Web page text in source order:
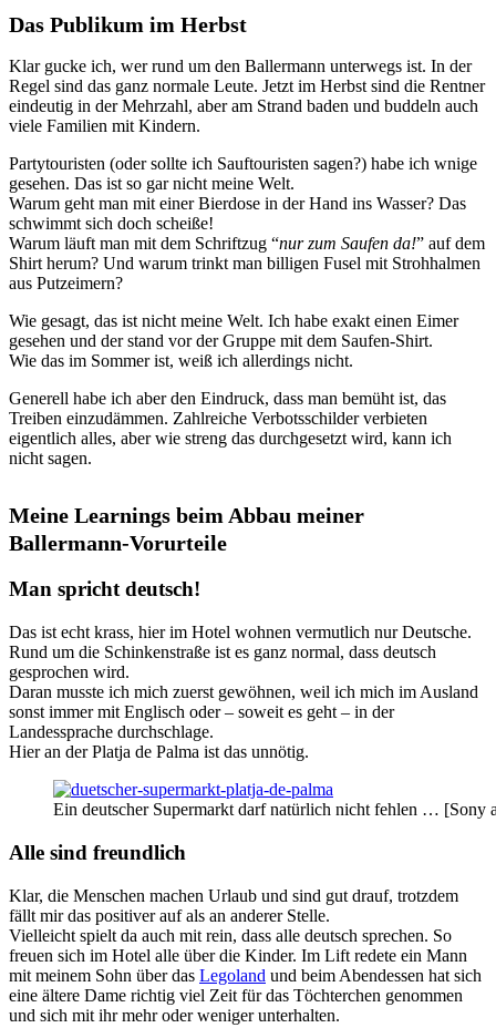
Das Publikum im Herbst
Klar gucke ich, wer rund um den Ballermann unterwegs ist. In der
Regel sind das ganz normale Leute. Jetzt im Herbst sind die Rentner
eindeutig in der Mehrzahl, aber am Strand baden und buddeln auch
viele Familien mit Kindern.
Partytouristen (oder sollte ich Sauftouristen sagen?) habe ich wnige
gesehen. Das ist so gar nicht meine Welt.
Warum geht man mit einer Bierdose in der Hand ins Wasser? Das
schwimmt sich doch scheiße!
Warum läuft man mit dem Schriftzug “nur zum Saufen da!” auf dem
Shirt herum? Und warum trinkt man billigen Fusel mit Strohhalmen
aus Putzeimern?
Wie gesagt, das ist nicht meine Welt. Ich habe exakt einen Eimer
gesehen und der stand vor der Gruppe mit dem Saufen-Shirt.
Wie das im Sommer ist, weiß ich allerdings nicht.
Generell habe ich aber den Eindruck, dass man bemüht ist, das
Treiben einzudämmen. Zahlreiche Verbotsschilder verbieten
eigentlich alles, aber wie streng das durchgesetzt wird, kann ich
nicht sagen.
Meine Learnings beim Abbau meiner
Ballermann-Vorurteile
Man spricht deutsch!
Das ist echt krass, hier im Hotel wohnen vermutlich nur Deutsche.
Rund um die Schinkenstraße ist es ganz normal, dass deutsch
gesprochen wird.
Daran musste ich mich zuerst gewöhnen, weil ich mich im Ausland
sonst immer mit Englisch oder – soweit es geht – in der
Landessprache durchschlage.
Hier an der Platja de Palma ist das unnötig.
Ein deutscher Supermarkt darf natürlich nicht fehlen …
Alle sind freundlich
Klar, die Menschen machen Urlaub und sind gut drauf, trotzdem
fällt mir das positiver auf als an anderer Stelle.
Vielleicht spielt da auch mit rein, dass alle deutsch sprechen. So
freuen sich im Hotel alle über die Kinder. Im Lift redete ein Mann
mit meinem Sohn über das Legoland und beim Abendessen hat sich
eine ältere Dame richtig viel Zeit für das Töchterchen genommen
und sich mit ihr mehr oder weniger unterhalten.